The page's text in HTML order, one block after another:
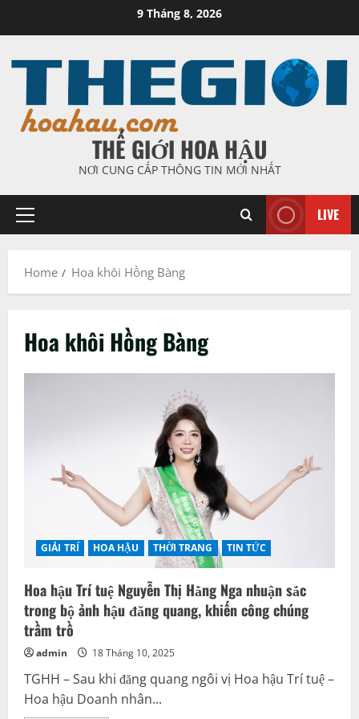
9 Tháng 8, 2026
THẾ GIỚI HOA HẬU
NƠI CUNG CẤP THÔNG TIN MỚI NHẤT
Primary
LIVE
Home Hoa khôi Hồng Bàng
Hoa khôi Hồng Bàng
GIẢI TRÍ HOA HẬU THỜI TRANG TIN TỨC
Hoa hậu Trí tuệ Nguyễn Thị Hằng Nga nhuận sắc
trong bộ ảnh hậu đăng quang, khiến công chúng
trầm trồ
admin 18 Tháng 10, 2025
TGHH – Sau khi đăng quang ngôi vị Hoa hậu Trí tuệ –
Hoa hậu Doanh nhân...